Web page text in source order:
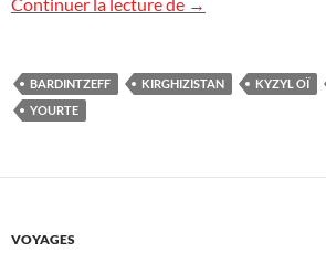
Continuer la lecture de →
BARDINTZEFF KIRGHIZISTAN KYZYL OÏ
YOURTE
VOYAGES